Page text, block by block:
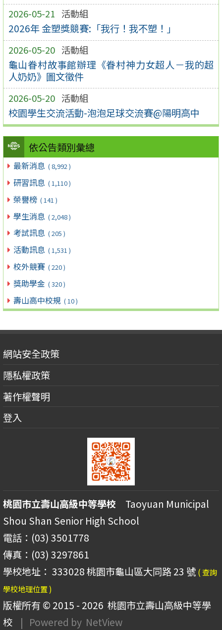
2026-05-21 活動組
2026年 金塑獎競賽:「我行！我不塑！」
2026-05-20 活動組
龜山眷村故事館辦理《眷村神力女超人－我的超
人奶奶》圖文徵件
2026-05-20 活動組
校園學生交流活動-泡泡足球交流賽@陽明高中
依公告類別彙總
最新消息 ( 8,992 )
研習訊息 ( 1,110 )
榮譽榜 ( 141 )
學生消息 ( 2,048 )
考試訊息 ( 205 )
活動訊息 ( 1,531 )
校外競賽 ( 220 )
獎助學金 ( 320 )
壽山高中校規 ( 10 )
網站安全政策
隱私權政策
著作權聲明
登入
桃園市立壽山高級中等學校 Taoyuan Municipal
Shou Shan Senior High School
電話：(03) 3501778
傳真：(03) 3297861
學校地址： 333028 桃園市龜山區大同路 23 號 ( 查詢
學校地理位置 )
版權所有 © 2015 - 2026 桃園市立壽山高級中等學
校
| Powered by NetView